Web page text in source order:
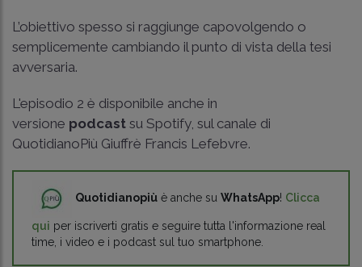
L’obiettivo spesso si raggiunge capovolgendo o
semplicemente cambiando il punto di vista della tesi
avversaria.
L'episodio 2 è disponibile anche in
versione podcast su Spotify, sul canale di
QuotidianoPiù Giuffrè Francis Lefebvre.
Quotidianopiù è anche su WhatsApp! Clicca
qui per iscriverti gratis e seguire tutta l'informazione real
time, i video e i podcast sul tuo smartphone.